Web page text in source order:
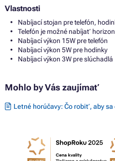
Vlastnosti
Nabíjací stojan pre telefón,
Telefón je možné nabíjať
Nabíjací výkon 15W pre telefón
Nabíjací výkon 5W pre hodinky
Nabíjací výkon 3W pre slúchadlá
Mohlo by Vás zaujímať
Letné horúčavy: Čo robiť, aby